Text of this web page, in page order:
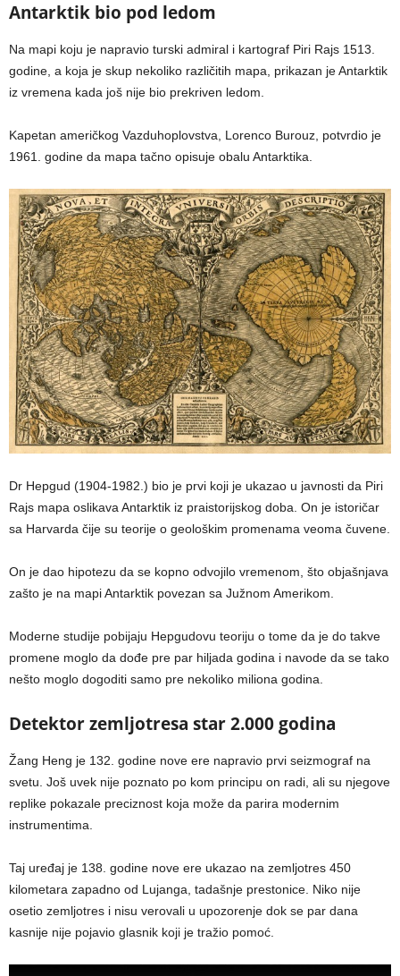
Antarktik bio pod ledom
Na mapi koju je napravio turski admiral i kartograf Piri Rajs 1513.
godine, a koja je skup nekoliko različitih mapa, prikazan je Antarktik
iz vremena kada još nije bio prekriven ledom.
Kapetan američkog Vazduhoplovstva, Lorenco Burouz, potvrdio je
1961. godine da mapa tačno opisuje obalu Antarktika.
Dr Hepgud (1904-1982.) bio je prvi koji je ukazao u javnosti da Piri
Rajs mapa oslikava Antarktik iz praistorijskog doba. On je istoričar
sa Harvarda čije su teorije o geološkim promenama veoma čuvene.
On je dao hipotezu da se kopno odvojilo vremenom, što objašnjava
zašto je na mapi Antarktik povezan sa Južnom Amerikom.
Moderne studije pobijaju Hepgudovu teoriju o tome da je do takve
promene moglo da dođe pre par hiljada godina i navode da se tako
nešto moglo dogoditi samo pre nekoliko miliona godina.
Detektor zemljotresa star 2.000 godina
Žang Heng je 132. godine nove ere napravio prvi seizmograf na
svetu. Još uvek nije poznato po kom principu on radi, ali su njegove
replike pokazale preciznost koja može da parira modernim
instrumentima.
Taj uređaj je 138. godine nove ere ukazao na zemljotres 450
kilometara zapadno od Lujanga, tadašnje prestonice. Niko nije
osetio zemljotres i nisu verovali u upozorenje dok se par dana
kasnije nije pojavio glasnik koji je tražio pomoć.